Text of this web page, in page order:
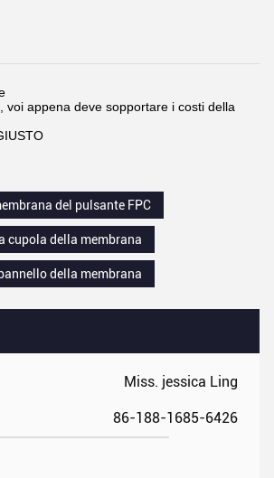
Miss. jessica Ling
86-188-1685-6426
voi appena deve sopportare i costi della
del pulsante FPC
cupola della membrana
della membrana